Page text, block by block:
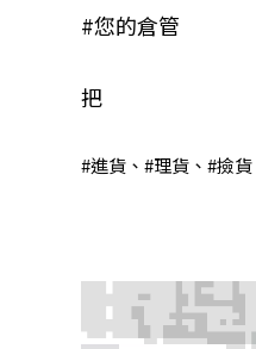
#您的倉管
把
#進貨 、 #理貨 、 #撿貨